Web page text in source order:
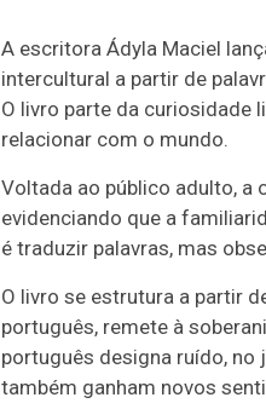
A escritora Ádyla Maciel
intercultural a partir de
O livro parte da curiosidade
relacionar com o mundo.
Voltada ao público adulto,
evidenciando que a
é traduzir palavras, mas
O livro se estrutura a partir
português, remete à
português designa ruído, no
também ganham novos